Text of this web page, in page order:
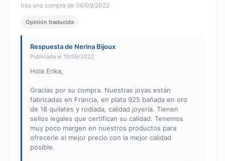
tras una compra de 06/09/2022
Opinión traducida
Respuesta de Nerina Bijoux
Publicada el 19/09/2022
Hola Erika,
Gracias por su compra. Nuestras joyas están
fabricadas en Francia, en plata 925 bañada en oro
de 18 quilates y rodiada, calidad joyería. Tienen
sellos legales que certifican su calidad. Tenemos
muy poco margen en nuestros productos para
ofrecerle el mejor precio con la mejor calidad
posible.